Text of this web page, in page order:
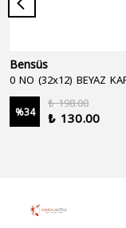
Bensüs
%34
₺ 198.00
₺ 130.00